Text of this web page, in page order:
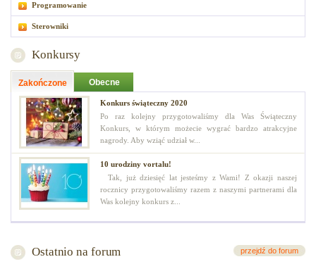
Programowanie
Sterowniki
Konkursy
Zakończone Obecne
Konkurs świąteczny 2020
Po raz kolejny przygotowaliśmy dla Was Świąteczny
Konkurs, w którym możecie wygrać bardzo atrakcyjne
nagrody. Aby wziąć udział w...
10 urodziny vortalu!
Tak, już dziesięć lat jesteśmy z Wami! Z okazji naszej
rocznicy przygotowaliśmy razem z naszymi partnerami dla
Was kolejny konkurs z...
Ostatnio na forum przejdź do forum